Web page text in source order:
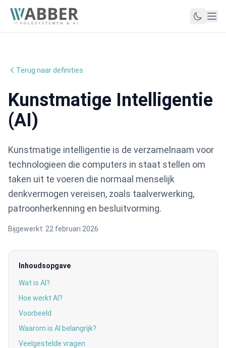
Terug naar definities
Kunstmatige Intelligentie
(AI)
Kunstmatige intelligentie is de verzamelnaam voor
technologieen die computers in staat stellen om
taken uit te voeren die normaal menselijk
denkvermogen vereisen, zoals taalverwerking,
patroonherkenning en besluitvorming.
Bijgewerkt: 22 februari 2026
Inhoudsopgave
Wat is AI?
Hoe werkt AI?
Voorbeeld
Waarom is AI belangrijk?
Veelgestelde vragen